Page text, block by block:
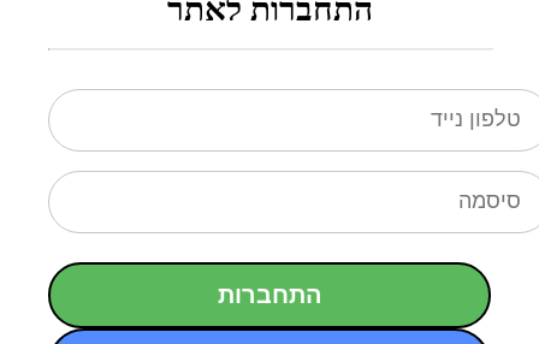
התחברות לאתר
התחברות